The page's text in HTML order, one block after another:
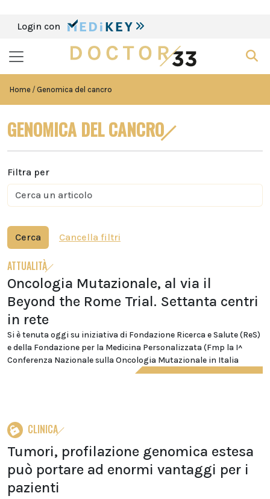
Login con
Home Genomica del cancro
GENOMICA DEL CANCRO
Filtra per
Cerca Cancella filtri
ATTUALITÀ
Oncologia Mutazionale, al via il
Beyond the Rome Trial. Settanta centri
in rete
Si è tenuta oggi su iniziativa di Fondazione Ricerca e Salute (ReS)
e della Fondazione per la Medicina Personalizzata (Fmp la I^
Conferenza Nazionale sulla Oncologia Mutazionale in Italia
CLINICA
Tumori, profilazione genomica estesa
può portare ad enormi vantaggi per i
pazienti